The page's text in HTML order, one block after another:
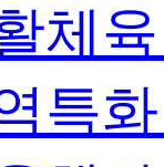
체
특